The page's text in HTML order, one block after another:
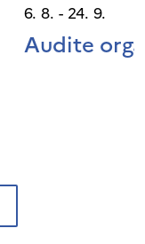
6. 8. - 24. 9.
Audite